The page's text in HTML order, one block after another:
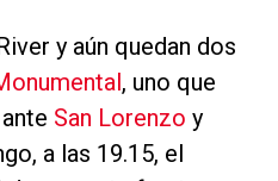
y aún quedan dos
, uno que
San Lorenzo y
a las 19.15, el